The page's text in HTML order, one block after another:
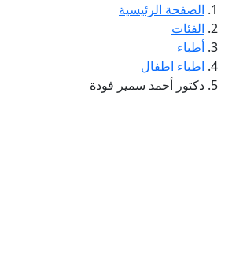
الصفحة الرئيسية
الفئات
أطباء
اطباء اطفال
دكتور أحمد سمير فودة